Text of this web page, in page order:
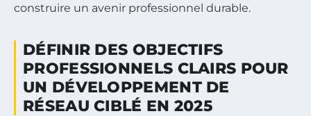
construire un avenir professionnel durable.
DÉFINIR DES OBJECTIFS
PROFESSIONNELS CLAIRS POUR
UN DÉVELOPPEMENT DE
RÉSEAU CIBLÉ EN 2025